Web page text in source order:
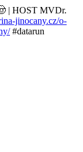
| HOST MVDr.
jinocany.cz/o-
#datarun